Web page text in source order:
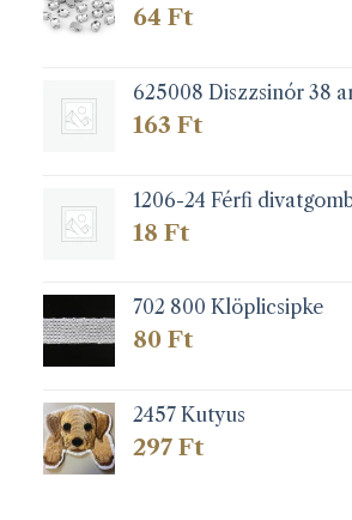
64 Ft
625008 Diszzsinór 38
163 Ft
1206-24 Férfi
18 Ft
702 800 Klöplicsipke
80 Ft
2457 Kutyus
297 Ft